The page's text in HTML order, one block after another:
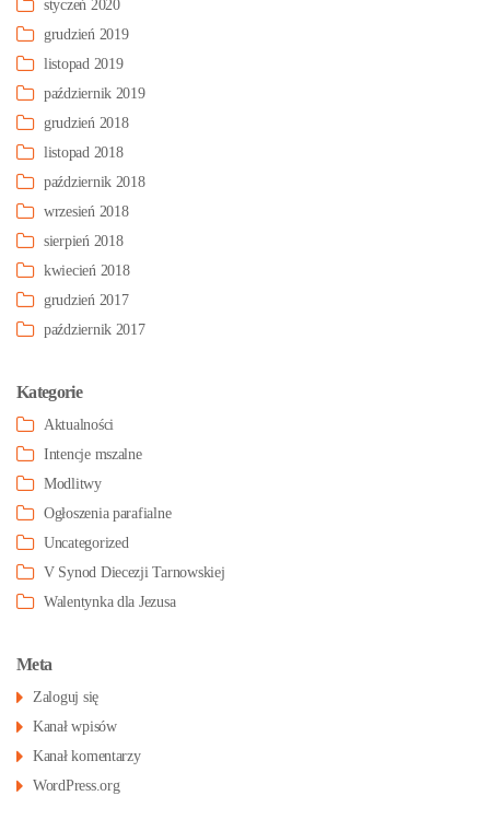
styczeń 2020
grudzień 2019
listopad 2019
październik 2019
grudzień 2018
listopad 2018
październik 2018
wrzesień 2018
sierpień 2018
kwiecień 2018
grudzień 2017
październik 2017
Kategorie
Aktualności
Intencje mszalne
Modlitwy
Ogłoszenia parafialne
Uncategorized
V Synod Diecezji Tarnowskiej
Walentynka dla Jezusa
Meta
Zaloguj się
Kanał wpisów
Kanał komentarzy
WordPress.org